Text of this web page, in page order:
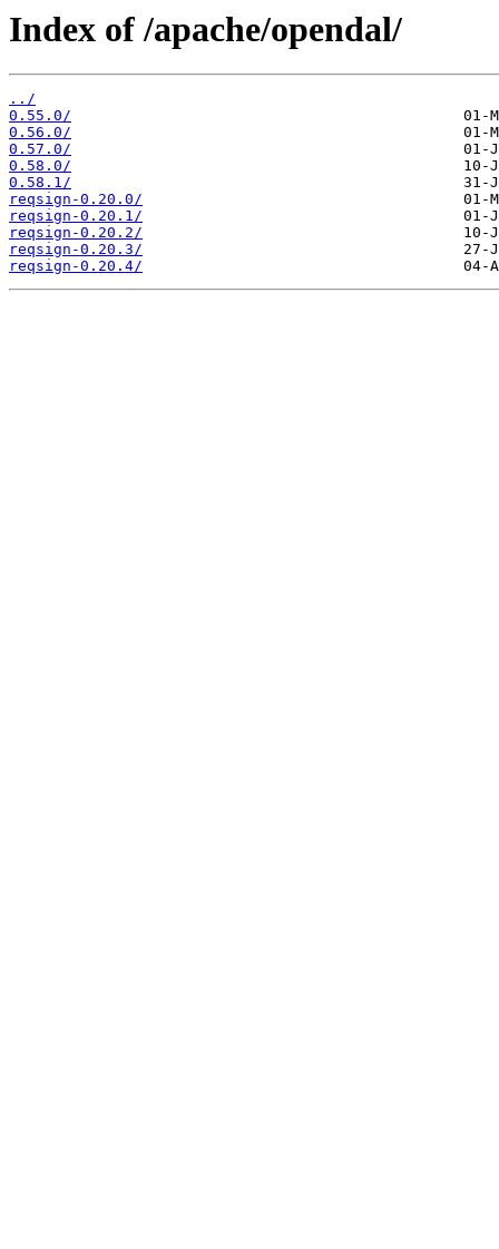
Index of /apache/opendal/
../
0.55.0/
0.56.0/
0.57.0/
0.58.0/
0.58.1/
reqsign-0.20.0/
reqsign-0.20.1/
reqsign-0.20.2/
reqsign-0.20.3/
reqsign-0.20.4/